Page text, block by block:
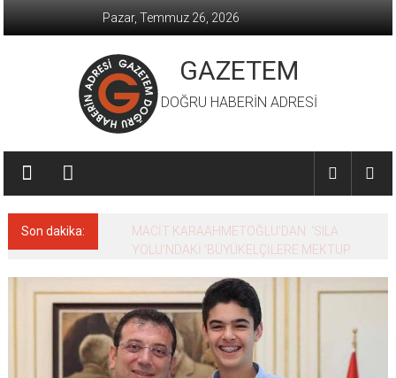
Pazar, Temmuz 26, 2026
GAZETEM
DOĞRU HABERİN ADRESİ
Son dakika:
MACİT KARAAHMETOĞLU’DAN ‘SILA
YOLU’NDAKİ ’BÜYÜKELÇİLERE MEKTUP